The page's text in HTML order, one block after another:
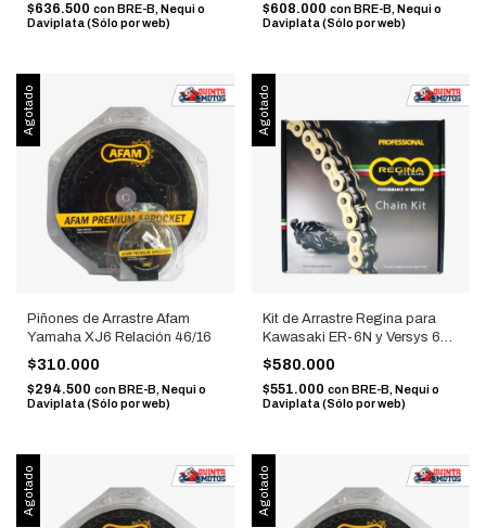
$636.500 con BRE-B, Nequi o
Daviplata (Sólo por web)
$608.000 con BRE-B, Nequi o
Daviplata (Sólo por web)
Agotado
Piñones de Arrastre Afam
Yamaha XJ6 Relación 46/16
$310.000
$294.500 conBRE-B, Nequi o
Daviplata (Sólo por web)
Agotado
Kit de Arrastre Regina para
Kawasaki ER-6N y Versys 650
(Relación 15/46, Cadena 520
Z-Ring 114 eslabones)
$580.000
$551.000 con BRE-B, Nequi o
Daviplata (Sólo por web)
Agotado Agotado